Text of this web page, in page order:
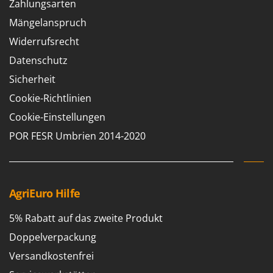
P
Palettengabeln für Traktoren
Pelletpressen
Pflüge für Traktor
Planierschilder für Traktoren
Plasmaschneider
Poolroboter
Pools
Rasentraktoren Aufsitzmäher
Rasentrimmer - Kantenschneider
Rasentrimmer - Motorsensen - Freischneider
Forest Master
Francini
G
G3 Ferrari
Gardena
Garofalo
GeoTech
GeoTech Pro
Gipeco
Girmi
GRAEF
Zahlungsarten
Mängelanspruch
Widerrufsrecht
Datenschutz
Sicherheit
Cookie-Richtlinien
Cookie-Einstellungen
POR FESR Umbrien 2014-2020
AgriEuro Hilfe
5% Rabatt auf das zweite Produkt
Doppelverpackung
Versandkostenfrei